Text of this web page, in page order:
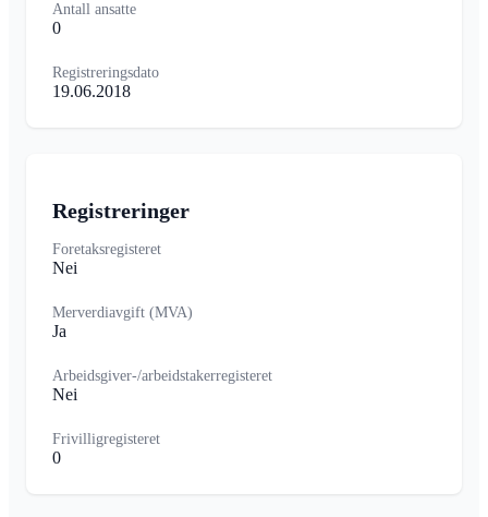
Antall ansatte
0
Registreringsdato
19.06.2018
Registreringer
Foretaksregisteret
Nei
Merverdiavgift (MVA)
Ja
Arbeidsgiver-/arbeidstakerregisteret
Nei
Frivilligregisteret
0